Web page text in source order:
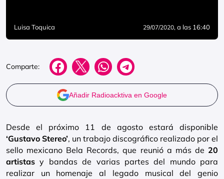
Luisa Toquica 29/07/2020, a las 16:40
Comparte:
Añadir Radioacktiva en Google
Desde el próximo 11 de agosto estará disponible
‘Gustavo Stereo’, un trabajo discográfico realizado por el
sello mexicano Bela Records, que reunió a más de 20
artistas y bandas de varias partes del mundo para
realizar un homenaje al legado musical del genio